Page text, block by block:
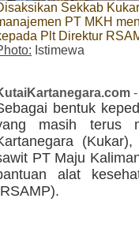
Sekkab
PT MKH
Plt Direktur
Istimewa
bentuk
masih terus
PT Maju
alat